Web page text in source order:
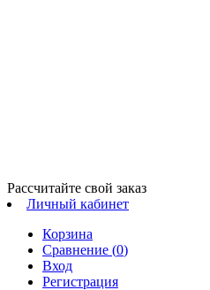
Рассчитайте свой заказ
Личный кабинет
Корзина
Сравнение (0)
Вход
Регистрация